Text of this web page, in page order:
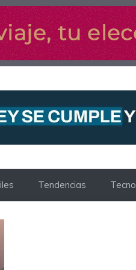
Tendencias Tecno